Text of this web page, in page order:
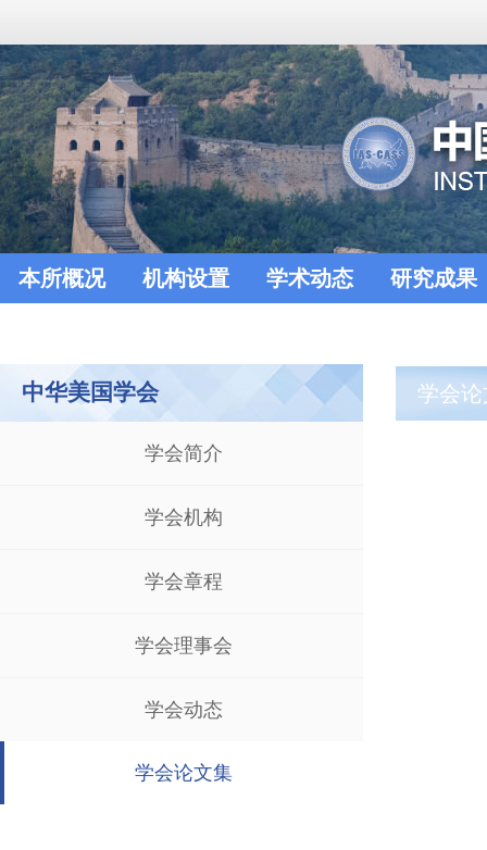
本所概况 机构设置 学术动态 研究成果
中华美国学会
学会简介
学会机构
学会章程
学会理事会
学会动态
学会论文集
学会